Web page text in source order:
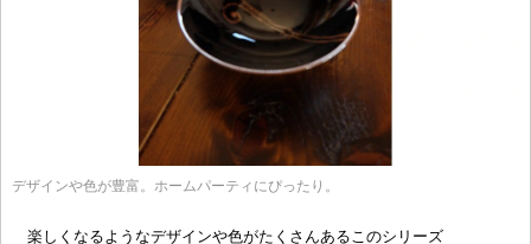
デザインや色が豊富。ホームパーティにぴったり。
楽しくなるようなデザインや色がたくさんあるこのシリーズ